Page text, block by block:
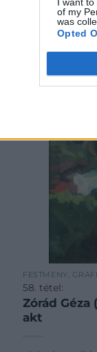
of my
was
Opted
FESTMÉNY,
58. tétel:
Zórád Géza
akt